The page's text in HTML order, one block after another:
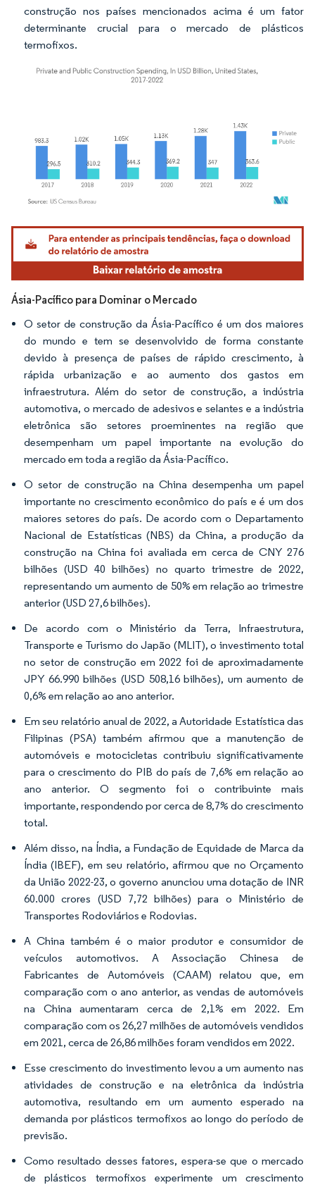
construção nos países mencionados acima é um fator
determinante crucial para o mercado de plásticos
termofixos.
Imagem © Mordor Intelligence. O reuso requer atribuição conforme CC BY 4.0.
Ásia-Pacífico para Dominar o Mercado
O setor de construção da Ásia-Pacífico é um dos maiores
do mundo e tem se desenvolvido de forma constante
devido à presença de países de rápido crescimento, à
rápida urbanização e ao aumento dos gastos em
infraestrutura. Além do setor de construção, a indústria
automotiva, o mercado de adesivos e selantes e a indústria
eletrônica são setores proeminentes na região que
desempenham um papel importante na evolução do
mercado em toda a região da Ásia-Pacífico.
O setor de construção na China desempenha um papel
importante no crescimento econômico do país e é um dos
maiores setores do país. De acordo com o Departamento
Nacional de Estatísticas (NBS) da China, a produção da
construção na China foi avaliada em cerca de CNY 276
bilhões (USD 40 bilhões) no quarto trimestre de 2022,
representando um aumento de 50% em relação ao trimestre
anterior (USD 27,6 bilhões).
De acordo com o Ministério da Terra, Infraestrutura,
Transporte e Turismo do Japão (MLIT), o investimento total
no setor de construção em 2022 foi de aproximadamente
JPY 66.990 bilhões (USD 508,16 bilhões), um aumento de
0,6% em relação ao ano anterior.
Em seu relatório anual de 2022, a Autoridade Estatística das
Filipinas (PSA) também afirmou que a manutenção de
automóveis e motocicletas contribuiu significativamente
para o crescimento do PIB do país de 7,6% em relação ao
ano anterior. O segmento foi o contribuinte mais
importante, respondendo por cerca de 8,7% do crescimento
total.
Além disso, na Índia, a Fundação de Equidade de Marca da
Índia (IBEF), em seu relatório, afirmou que no Orçamento
da União 2022-23, o governo anunciou uma dotação de INR
60.000 crores (USD 7,72 bilhões) para o Ministério de
Transportes Rodoviários e Rodovias.
A China também é o maior produtor e consumidor de
veículos automotivos. A Associação Chinesa de
Fabricantes de Automóveis (CAAM) relatou que, em
comparação com o ano anterior, as vendas de automóveis
na China aumentaram cerca de 2,1% em 2022. Em
comparação com os 26,27 milhões de automóveis vendidos
em 2021, cerca de 26,86 milhões foram vendidos em 2022.
Esse crescimento do investimento levou a um aumento nas
atividades de construção e na eletrônica da indústria
automotiva, resultando em um aumento esperado na
demanda por plásticos termofixos ao longo do período de
previsão.
Como resultado desses fatores, espera-se que o mercado
de plásticos termofixos experimente um crescimento